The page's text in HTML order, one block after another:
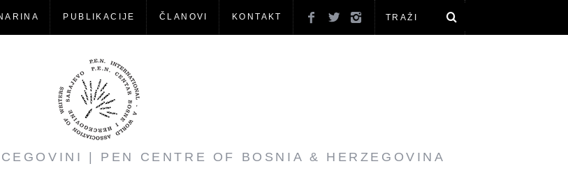
PUBLIKACIJE ČLANOVI KONTAKT
| PEN CENTRE OF BOSNIA & HERZEGOVINA